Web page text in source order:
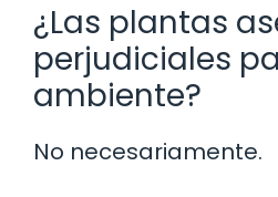
¿Las plantas
perjudiciales
ambiente?
No necesariamente.